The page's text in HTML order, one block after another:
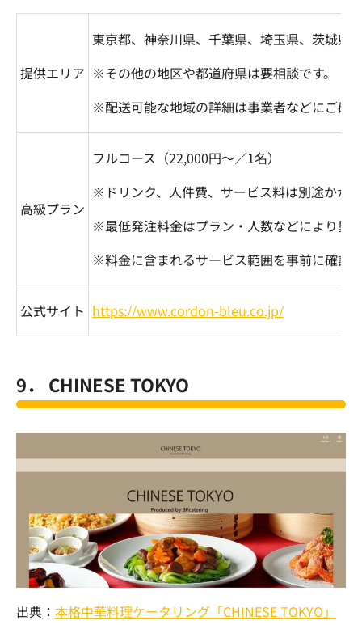
提供エリア
東京都、神奈川県、千葉県、埼玉県、茨城県
※その他の地区や都道府県は要相談です。
※配送可能な地域の詳細は事業者などにご確
高級プラン
フルコース（22,000円～／1名）
※ドリンク、人件費、サービス料は別途かか
※最低発注料金はプラン・人数などにより異
※料金に含まれるサービス範囲を事前に確認
公式サイト https://www.cordon-bleu.co.jp/
9． CHINESE TOKYO
出典： 本格中華料理ケータリング「CHINESE TOKYO」